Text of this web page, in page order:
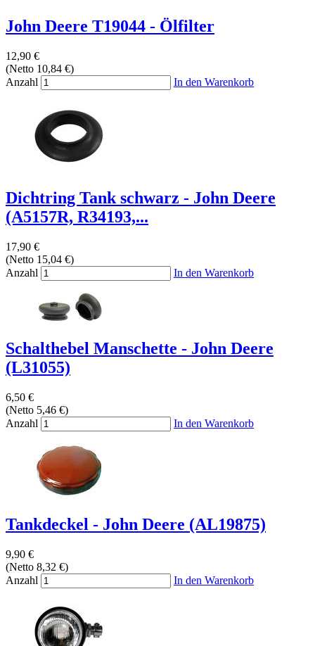
John Deere T19044 - Ölfilter
12,90 €
(Netto 10,84 €)
Anzahl
In den Warenkorb
Dichtring Tank schwarz - John Deere
(A5157R, R34193,...
17,90 €
(Netto 15,04 €)
Anzahl
In den Warenkorb
Schalthebel Manschette - John Deere
(L31055)
6,50 €
(Netto 5,46 €)
Anzahl
In den Warenkorb
Tankdeckel - John Deere (AL19875)
9,90 €
(Netto 8,32 €)
Anzahl
In den Warenkorb